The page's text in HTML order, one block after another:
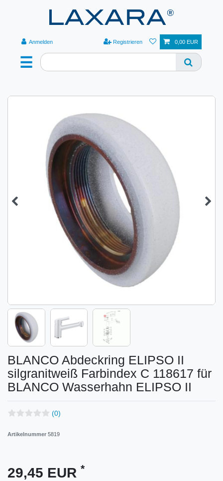
☰
Anmelden Registrieren 0,00 EUR
BLANCO Abdeckring ELIPSO II
silgranitweiß Farbindex C 118617 für
BLANCO Wasserhahn ELIPSO II
(0)
Artikelnummer 5819
29,45 EUR *